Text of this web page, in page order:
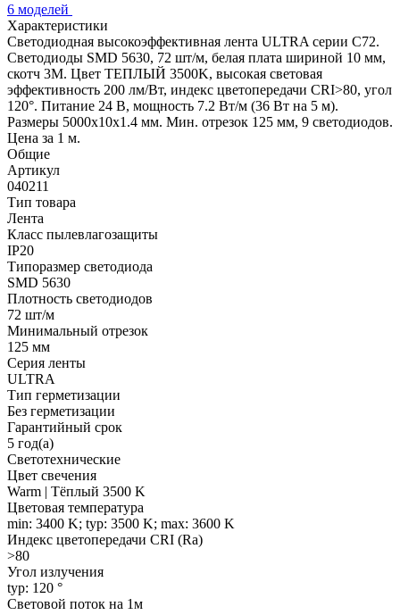
6 моделей
Характеристики
Светодиодная высокоэффективная лента ULTRA серии C72.
Светодиоды SMD 5630, 72 шт/м, белая плата шириной 10 мм,
скотч 3M. Цвет ТЕПЛЫЙ 3500K, высокая световая
эффективность 200 лм/Вт, индекс цветопередачи CRI>80, угол
120°. Питание 24 В, мощность 7.2 Вт/м (36 Вт на 5 м).
Размеры 5000x10x1.4 мм. Мин. отрезок 125 мм, 9 светодиодов.
Цена за 1 м.
Общие
Артикул
040211
Тип товара
Лента
Класс пылевлагозащиты
IP20
Типоразмер светодиода
SMD 5630
Плотность светодиодов
72 шт/м
Минимальный отрезок
125 мм
Серия ленты
ULTRA
Тип герметизации
Без герметизации
Гарантийный срок
5 год(а)
Светотехнические
Цвет свечения
Warm | Тёплый 3500 K
Цветовая температура
min: 3400 K; typ: 3500 K; max: 3600 K
Индекс цветопередачи CRI (Ra)
>80
Угол излучения
typ: 120 °
Световой поток на 1м